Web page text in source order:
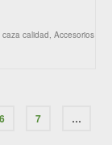
calidad Accesorios
6 7 …